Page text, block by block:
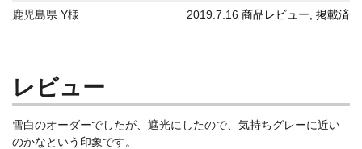
鹿児島県 Y様 2019.7.16 商品レビュー 掲載済
レビュー
雪白のオーダーでしたが、遮光にしたので、気持ちグレーに近い
のかなという印象です。